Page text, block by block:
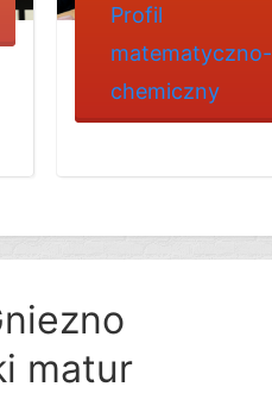
Profil
matematyczno-
chemiczny
matur